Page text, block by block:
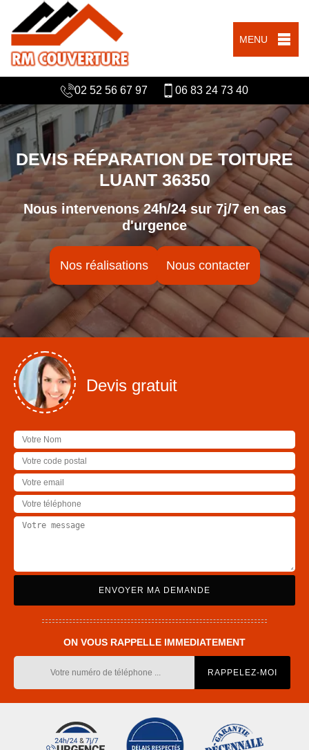
MENU
02 52 56 67 97 06 83 24 73 40
DEVIS RÉPARATION DE TOITURE
LUANT 36350
Nous intervenons 24h/24 sur 7j/7 en cas
d'urgence
Nos réalisations Nous contacter
Devis gratuit
ON VOUS RAPPELLE IMMEDIATEMENT